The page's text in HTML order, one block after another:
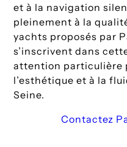
et à la navigation
pleinement à la
yachts proposés par
s’inscrivent dans
attention particulière
l’esthétique et à la
Seine.
Contactez